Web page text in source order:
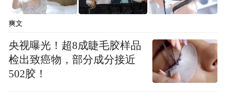
龙湖公益基金会确立了“充分发挥自身优势，
聚焦‘一老一小’友好社区建设，激发社区的公
益热情，参与、助力乡村振兴“的战略目标，
并以 “一老一小”友好社区建设、公益社区打
造、乡村支持作为三大实现路径。希望通过
爽文
央视曝光！超8成睫毛胶样品
检出致癌物，部分成分接近
502胶！